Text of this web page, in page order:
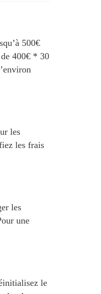
500€
400€ * 30
les
les frais
les
une
le